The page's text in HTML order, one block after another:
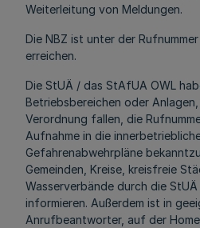
Weiterleitung von Meldungen.
Die NBZ ist unter der
erreichen.
Die StUÄ / das StAfUA OWL
Betriebsbereichen oder
Verordnung fallen, die
Aufnahme in die
Gefahrenabwehrpläne
Gemeinden, Kreise, kreisfreie
Wasserverbände durch die
informieren. Außerdem ist in
Anrufbeantworter, auf der